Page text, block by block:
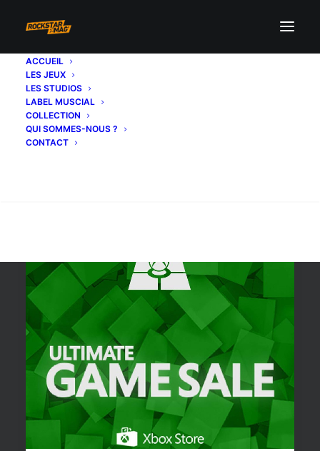
ACCUEIL
LES JEUX
LES STUDIOS
LABEL MUSCIAL
COLLECTION
QUI SOMMES-NOUS ?
CONTACT